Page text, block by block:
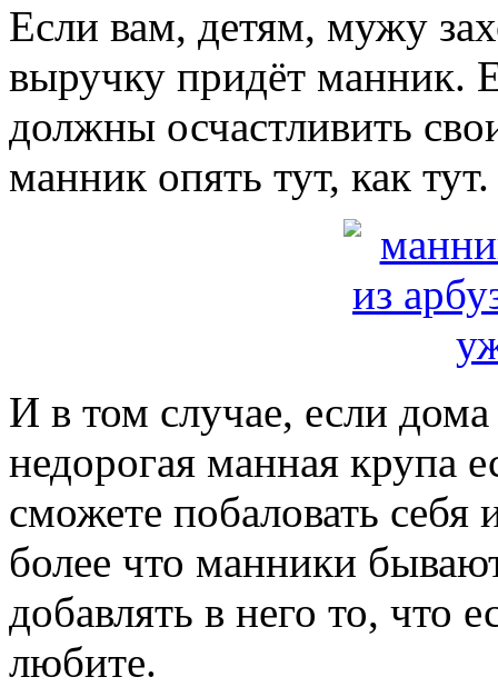
Если вам, детям, мужу
выручку придёт манник.
должны осчастливить
манник опять тут, как тут.
И в том случае, если
недорогая манная крупа
сможете побаловать
более что манники
добавлять в него то, что
любите.